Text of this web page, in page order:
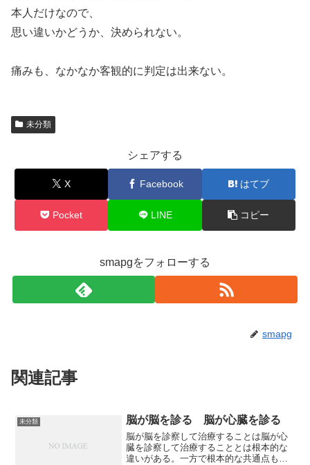
本人だけなので、
思い違いかどうか、決められない。
痛みも、なかなか客観的に判定は出来ない。
未分類
シェアする
X Facebook はてブ
Pocket LINE コピー
smapgをフォローする
smapg
関連記事
未分類 脳が脳を診る 脳が心臓を診る
脳が脳を診察して治療することは脳が心
臓を診察して治療することとは根本的な
違いがある。一方で根本的な共通点もあ